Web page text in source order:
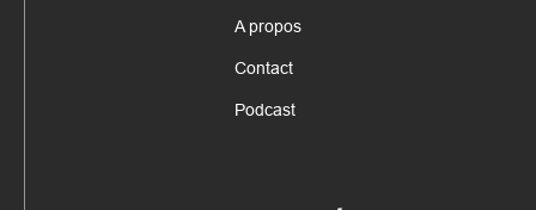
A propos
Contact
Podcast